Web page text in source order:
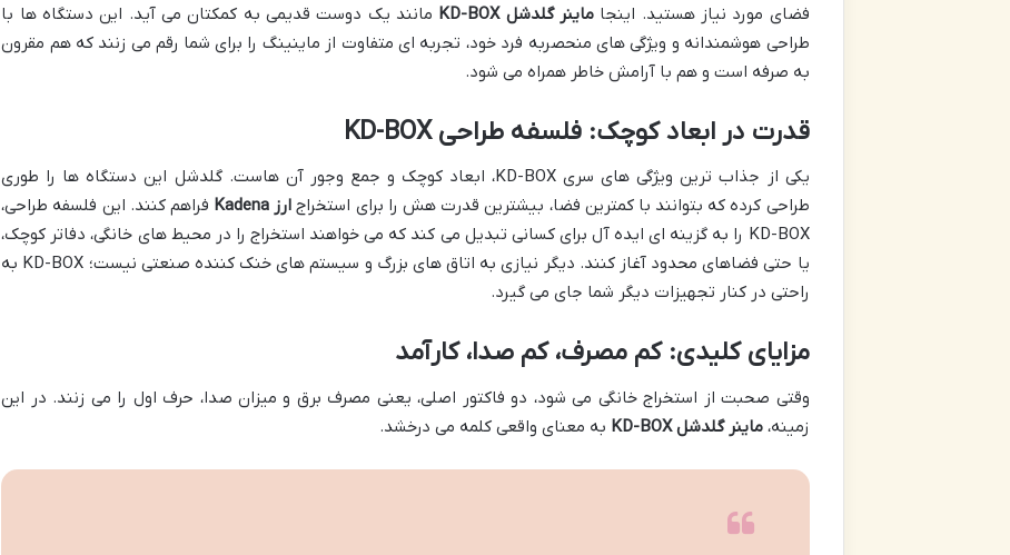
فضای مورد نیاز هستید. اینجاماینر گلدشل KD-BOX
مانند یک دوست قدیمی به کمکتان می آید. این دستگاه ها با
طراحی هوشمندانه و ویژگی های منحصربه فرد خود، تجربه ای متفاوت از ماینینگ را برای شما رقم می زنند که هم مقرون
به صرفه است و هم با آرامش خاطر همراه می شود.
قدرت در ابعاد کوچک: فلسفه طراحی KD-BOX
یکی از جذاب ترین ویژگی های سری KD-BOX، ابعاد کوچک و جمع وجور آن هاست. گلدشل این دستگاه ها را طوری
طراحی کرده که بتوانند با کمترین فضا، بیشترین قدرت هش را برای استخراج ارز Kadena
فراهم کنند. این فلسفه طراحی،
KD-BOX را به گزینه ای ایده آل برای کسانی تبدیل می کند که می خواهند استخراج را در محیط های خانگی، دفاتر کوچک،
یا حتی فضاهای محدود آغاز کنند. دیگر نیازی به اتاق های بزرگ و سیستم های خنک کننده صنعتی نیست؛ KD-BOX به
راحتی در کنار تجهیزات دیگر شما جای می گیرد.
مزایای کلیدی: کم مصرف، کم صدا، کارآمد
وقتی صحبت از استخراج خانگی می شود، دو فاکتور اصلی، یعنی مصرف برق و میزان صدا، حرف اول را می زنند. در این
زمینه،ماینر گلدشل KD-BOX به معنای واقعی کلمه می درخشد.